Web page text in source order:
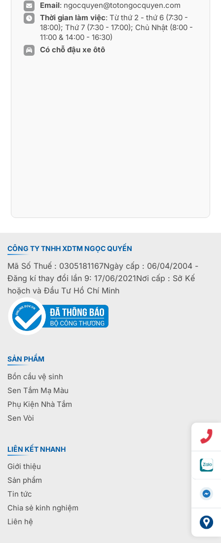
Email: ngocquyen@totongocquyen.com
Thời gian làm việc: Từ thứ 2 - thứ 6 (7:30 -
18:00); Thứ 7 (7:30 - 17:00); Chủ Nhật (8:00 -
11:00 & 14:00 - 16:30)
Có chỗ đậu xe ôtô
CÔNG TY TNHH XDTM NGỌC QUYẾN
Mã Số Thuế : 0305181167Ngày cấp : 06/04/2004 -
Đăng kí thay đổi lần 9: 17/06/2021Nơi cấp : Sở Kế
hoặch và Đầu Tư Hồ Chí Minh
SẢN PHẨM
Bồn cầu vệ sinh
Sen Tắm Mạ Màu
Phụ Kiện Nhà Tắm
Sen Vòi
LIÊN KẾT NHANH
Giới thiệu
Sản phẩm
Tin tức
Chia sẻ kinh nghiệm
Liên hệ